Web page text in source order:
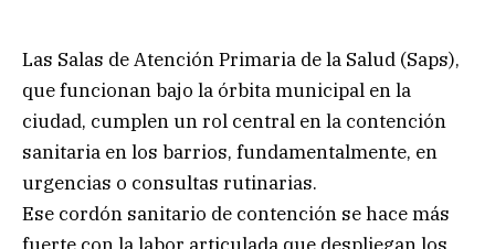
Las Salas de Atención Primaria de la Salud (Saps),
que funcionan bajo la órbita municipal en la
ciudad, cumplen un rol central en la contención
sanitaria en los barrios, fundamentalmente, en
urgencias o consultas rutinarias.
Ese cordón sanitario de contención se hace más